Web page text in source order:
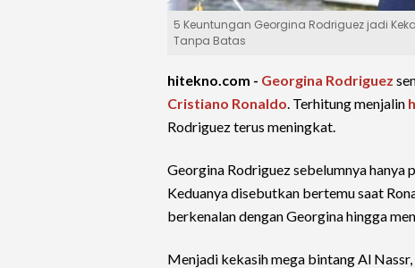
5 Keuntungan Georgina Rodriguez jadi
Tanpa Batas
hitekno.com - Georgina Rodriguez
Cristiano Ronaldo. Terhitung menjalin
Rodriguez terus meningkat.
Georgina Rodriguez sebelumnya hanya
Keduanya disebutkan bertemu saat
berkenalan dengan Georgina hingga
Menjadi kekasih mega bintang Al